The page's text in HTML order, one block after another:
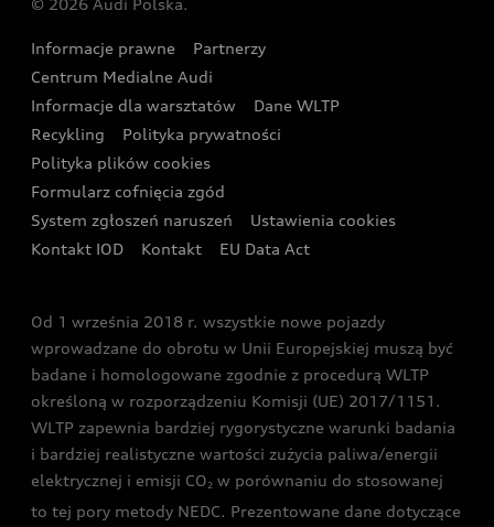
Wyszukaj najbliższego Partnera Audi
Oferta dla przedsiębiorców
Oferta dla klientów prywatnych
Kalkulator rat
Ubezpieczenie
Audi exclusive
Zasięg
Gwarancja
Akcje serwisowe Audi
Katalog online akcesoriów
Audi i Muzeum Sztuki Nowoczesnej w Warszawie
Audi driving experience
Audi quattro Cup
Audi i Puchar Świata w Skokach Narciarskich w
Zakopanem
© 2026 Audi Polska.
Informacje prawne
Partnerzy
Centrum Medialne Audi
Informacje dla warsztatów
Dane WLTP
Recykling
Polityka prywatności
Polityka plików cookies
Formularz cofnięcia zgód
System zgłoszeń naruszeń
Ustawienia cookies
Kontakt IOD
Kontakt EU Data Act
Od 1 września 2018 r. wszystkie nowe pojazdy
wprowadzane do obrotu w Unii Europejskiej muszą być
badane i homologowane zgodnie z procedurą WLTP
określoną w rozporządzeniu Komisji (UE) 2017/1151.
WLTP zapewnia bardziej rygorystyczne warunki badania
i bardziej realistyczne wartości zużycia paliwa/energii
elektrycznej i emisji CO2 w porównaniu do stosowanej
to tej pory metody NEDC. Prezentowane dane dotyczące